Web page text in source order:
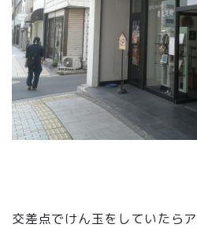
交差点でけん玉をしていたら